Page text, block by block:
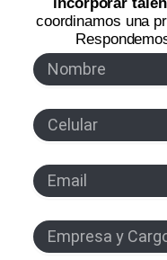
coordinamos una